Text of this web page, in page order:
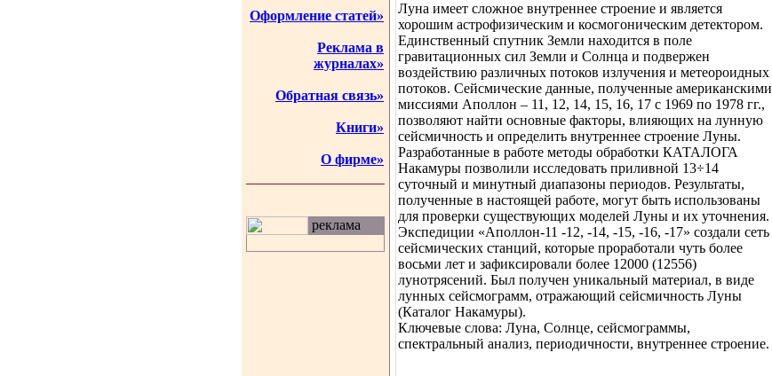
Оформление статей»
Реклама в
журналах»
Обратная связь»
Книги»
О фирме»
реклама
Луна имеет сложное внутреннее строение и является
хорошим астрофизическим и космогоническим детектором.
Единственный спутник Земли находится в поле
гравитационных сил Земли и Солнца и подвержен
воздействию различных потоков излучения и метеороидных
потоков. Сейсмические данные, полученные американскими
миссиями Аполлон – 11, 12, 14, 15, 16, 17 c 1969 по 1978 гг.,
позволяют найти основные факторы, влияющих на лунную
сейсмичность и определить внутреннее строение Луны.
Разработанные в работе методы обработки КАТАЛОГА
Накамуры позволили исследовать приливной 13÷14
суточный и минутный диапазоны периодов. Результаты,
полученные в настоящей работе, могут быть использованы
для проверки существующих моделей Луны и их уточнения.
Экспедиции «Аполлон-11 -12, -14, -15, -16, -17» создали сеть
сейсмических станций, которые проработали чуть более
восьми лет и зафиксировали более 12000 (12556)
лунотрясений. Был получен уникальный материал, в виде
лунных сейсмограмм, отражающий сейсмичность Луны
(Каталог Накамуры).
Ключевые слова: Луна, Солнце, сейсмограммы,
спектральный анализ, периодичности, внутреннее строение.